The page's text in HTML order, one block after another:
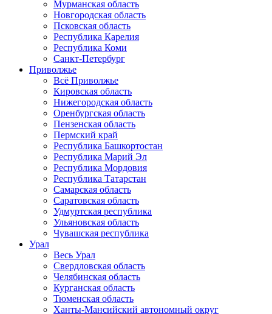
Мурманская область
Новгородская область
Псковская область
Республика Карелия
Республика Коми
Санкт-Петербург
Приволжье
Всё Приволжье
Кировская область
Нижегородская область
Оренбургская область
Пензенская область
Пермский край
Республика Башкортостан
Республика Марий Эл
Республика Мордовия
Республика Татарстан
Самарская область
Саратовская область
Удмуртская республика
Ульяновская область
Чувашская республика
Урал
Весь Урал
Свердловская область
Челябинская область
Курганская область
Тюменская область
Ханты-Мансийский автономный округ